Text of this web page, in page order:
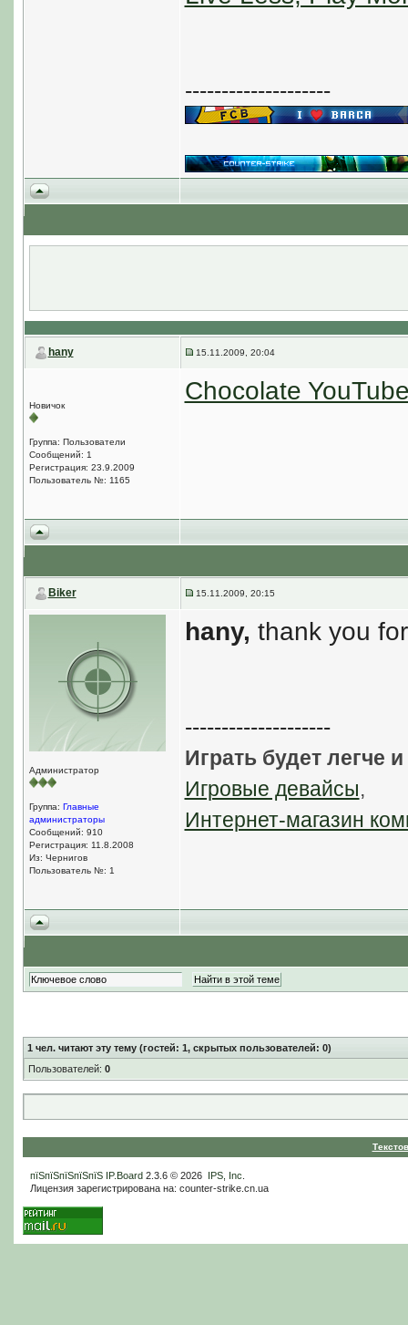
--------------------
hany 15.11.2009, 20:04
Новичок
Группа: Пользователи
Сообщений: 1
Регистрация: 23.9.2009
Пользователь №: 1165
Chocolate
Biker 15.11.2009, 20:15
Администратор
Группа: Главные
администраторы
Сообщений: 910
Регистрация: 11.8.2008
Из: Чернигов
Пользователь №: 1
hany, thank you
--------------------
Играть будет легче
Игровые девайсы,
Интернет-магазин
1 чел. читают эту тему (гостей: 1, скрытых пользователей: 0)
Пользователей: 0
пїЅпїЅпїЅпїЅпїЅ IP.Board2.3.6 © 2026 IPS, Inc
Лицензия зарегистрирована на: counter-strike.cn.ua